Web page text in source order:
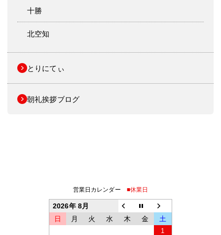
十勝
北空知
とりにてぃ
朝礼挨拶ブログ
営業日カレンダー ■休業日
2026年 8月
日
月 火 水 木 金 土
1